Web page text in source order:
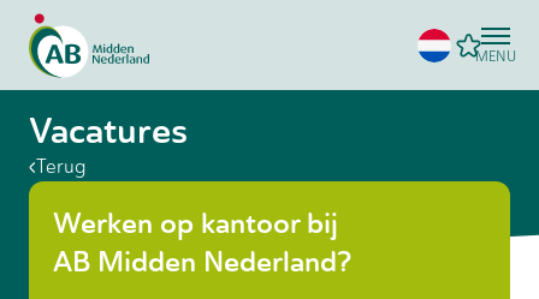
MENU
Vacatures
Terug
Werken op kantoor bij
AB Midden Nederland?